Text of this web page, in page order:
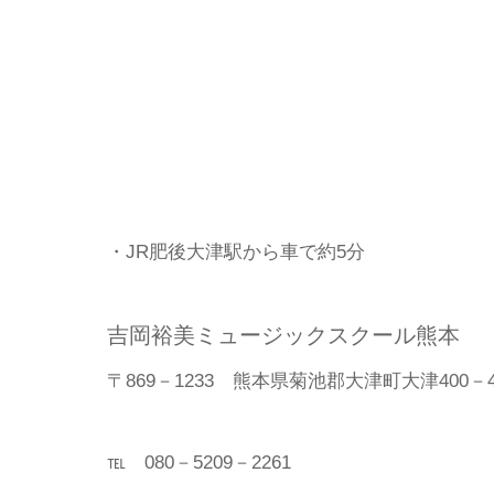
・JR肥後大津駅から車で約5分
吉岡裕美ミュージックスクール熊本
〒869－1233 熊本県菊池郡大津町大津400－
℡ 080－5209－2261